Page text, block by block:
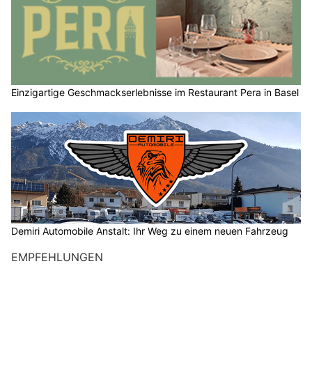
Einzigartige Geschmackserlebnisse im Restaurant Pera in Basel
Demiri Automobile Anstalt: Ihr Weg zu einem neuen Fahrzeug
EMPFEHLUNGEN